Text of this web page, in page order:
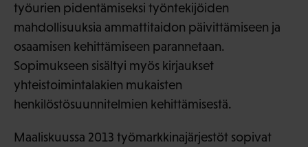
työurien pidentämiseksi työntekijöiden
mahdollisuuksia ammattitaidon päivittämiseen ja
osaamisen kehittämiseen parannetaan.
Sopimukseen sisältyi myös kirjaukset
yhteistoimintalakien mukaisten
henkilöstösuunnitelmien kehittämisestä.
Maaliskuussa 2013 työmarkkinajärjestöt sopivat